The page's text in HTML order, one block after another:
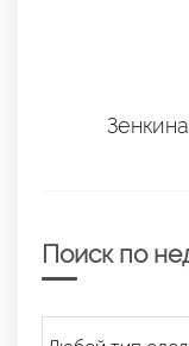
Поиск по